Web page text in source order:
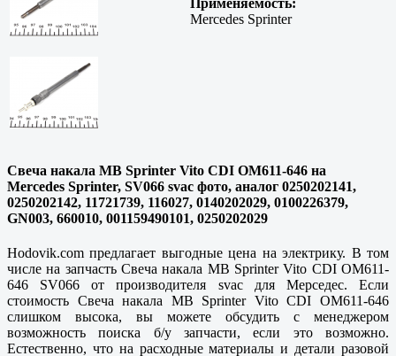
Применяемость:
Mercedes Sprinter
Свеча накала MB Sprinter Vito CDI OM611-646 на
Mercedes Sprinter, SV066 svac фото, аналог 0250202141,
0250202142, 11721739, 116027, 0140202029, 0100226379,
GN003, 660010, 001159490101, 0250202029
Hodovik.com предлагает выгодные цена на электрику. В том
числе на запчасть Свеча накала MB Sprinter Vito CDI OM611-
646 SV066 от производителя svac для Мерседес. Если
стоимость Свеча накала MB Sprinter Vito CDI OM611-646
слишком высока, вы можете обсудить с менеджером
возможность поиска б/у запчасти, если это возможно.
Естественно, что на расходные материалы и детали разовой